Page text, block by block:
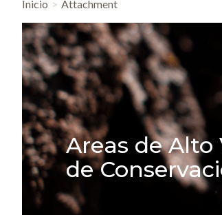
Inicio Attachment
Areas de Alto
de